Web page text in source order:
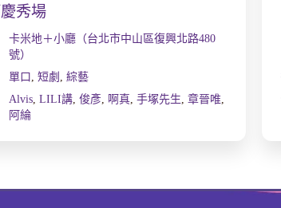
秀場
卡米地＋小廳（台北市中山區復興北路480
號）
單口 ,短劇 ,綜藝
Alvis,LILI講,俊彥, 啊真,手塚先生,章晉唯,
阿綸